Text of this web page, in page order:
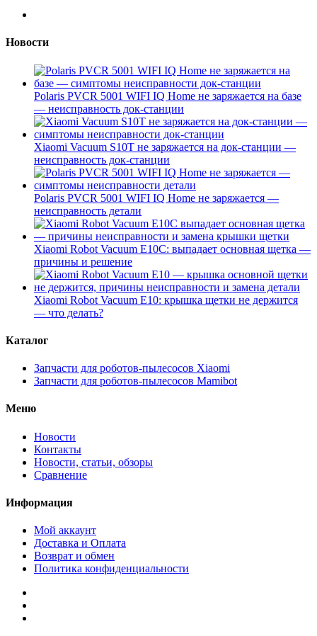
Новости
Polaris PVCR 5001 WIFI IQ Home не заряжается на базе
— неисправность док-станции
Xiaomi Vacuum S10T не заряжается на док-станции —
неисправность док-станции
Polaris PVCR 5001 WIFI IQ Home не заряжается —
неисправность детали
Xiaomi Robot Vacuum E10C: выпадает основная щетка —
причины и решение
Xiaomi Robot Vacuum E10: крышка щетки не держится
— что делать?
Каталог
Запчасти для роботов-пылесосов Xiaomi
Запчасти для роботов-пылесосов Mamibot
Меню
Новости
Контакты
Новости, статьи, обзоры
Сравнение
Информация
Мой аккаунт
Доставка и Оплата
Возврат и обмен
Политика конфиденциальности